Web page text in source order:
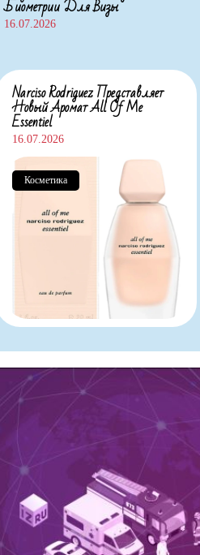
Биометрии Для Визы
16.07.2026
Narciso Rodriguez Представляет
Новый Аромат All Of Me
Essentiel
16.07.2026
Косметика